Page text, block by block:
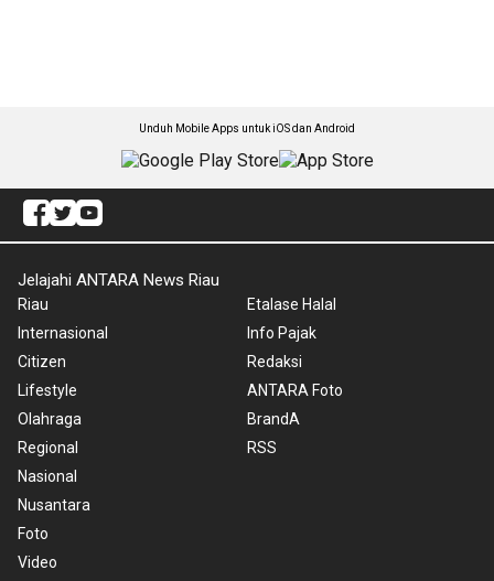
Unduh Mobile Apps untuk iOS dan Android
Jelajahi ANTARA News Riau
Riau
Internasional
Citizen
Lifestyle
Olahraga
Regional
Nasional
Nusantara
Foto
Video
Etalase Halal
Info Pajak
Redaksi
ANTARA Foto
BrandA
RSS